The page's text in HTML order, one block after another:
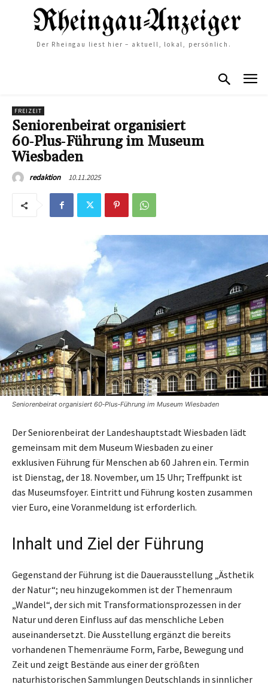
Der Rheingau liest hier – aktuell, lokal, persönlich.
FREIZEIT
Seniorenbeirat organisiert
60‑Plus‑Führung im Museum
Wiesbaden
redaktion 10.11.2025
Seniorenbeirat organisiert 60‑Plus‑Führung im Museum Wiesbaden
Der Seniorenbeirat der Landeshauptstadt Wiesbaden lädt
gemeinsam mit dem Museum Wiesbaden zu einer
exklusiven Führung für Menschen ab 60 Jahren ein. Termin
ist Dienstag, der 18. November, um 15 Uhr; Treffpunkt ist
das Museumsfoyer. Eintritt und Führung kosten zusammen
vier Euro, eine Voranmeldung ist erforderlich.
Inhalt und Ziel der Führung
Gegenstand der Führung ist die Dauerausstellung „Ästhetik
der Natur“; neu hinzugekommen ist der Themenraum
„Wandel“, der sich mit Transformationsprozessen in der
Natur und deren Einfluss auf das menschliche Leben
auseinandersetzt. Die Ausstellung ergänzt die bereits
vorhandenen Themenräume Form, Farbe, Bewegung und
Zeit und zeigt Bestände aus einer der größten
naturhistorischen Sammlungen Deutschlands in sinnlicher